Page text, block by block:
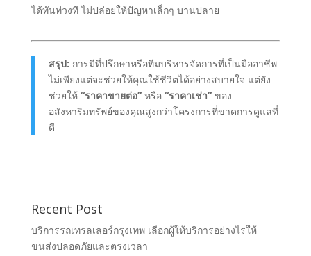
ได้ทันท่วงที ไม่ปล่อยให้ปัญหาเล็กๆ บานปลาย
สรุป: การมีที่ปรึกษาหรือทีมบริหารจัดการที่เป็นมืออาชีพ
ไม่เพียงแต่จะช่วยให้คุณใช้ชีวิตได้อย่างสบายใจ แต่ยัง
ช่วยให้ “ราคาขายต่อ”หรือ “ราคาเช่า”ของ
อสังหาริมทรัพย์ของคุณสูงกว่าโครงการที่ขาดการดูแลที่
ดี
Recent Post
บริการรถเทรลเลอร์กรุงเทพ เลือกผู้ให้บริการอย่างไรให้
ขนส่งปลอดภัยและตรงเวลา